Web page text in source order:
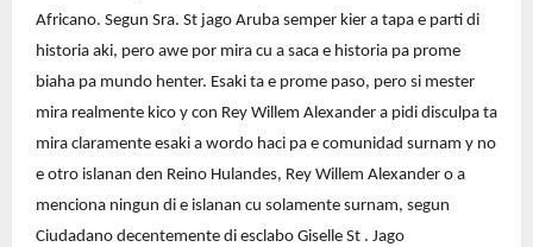
Africano. Segun Sra. St jago Aruba semper kier a tapa e parti di
historia aki, pero awe por mira cu a saca e historia pa prome
biaha pa mundo henter. Esaki ta e prome paso, pero si mester
mira realmente kico y con Rey Willem Alexander a pidi disculpa ta
mira claramente esaki a wordo haci pa e comunidad surnam y no
e otro islanan den Reino Hulandes, Rey Willem Alexander o a
menciona ningun di e islanan cu solamente surnam, segun
Ciudadano decentemente di esclabo Giselle St . Jago